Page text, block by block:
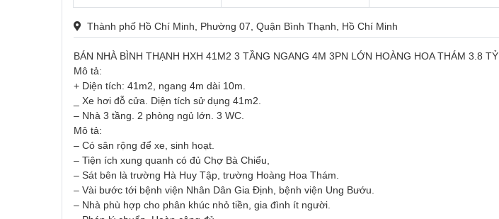
Thành phố Hồ Chí Minh, Phường 07, Quận Bình Thạnh, Hồ Chí Minh
BÁN NHÀ BÌNH THẠNH HXH 41M2 3 TẦNG NGANG 4M 3PN LỚN HOÀNG HOA THÁM 3.8 TỶ
Mô tả:
+ Diện tích: 41m2, ngang 4m dài 10m.
_ Xe hơi đỗ cửa. Diện tích sử dụng 41m2.
– Nhà 3 tầng. 2 phòng ngủ lớn. 3 WC.
Mô tả:
– Có sân rộng để xe, sinh hoạt.
– Tiện ích xung quanh có đủ Chợ Bà Chiểu,
– Sát bên là trường Hà Huy Tập, trường Hoàng Hoa Thám.
– Vài bước tới bệnh viện Nhân Dân Gia Định, bệnh viện Ung Bướu.
– Nhà phù hợp cho phân khúc nhỏ tiền, gia đình ít người.